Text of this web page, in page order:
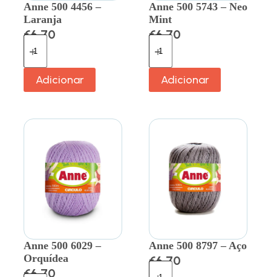
Anne 500 4456 –
Laranja
€6.70
Adicionar
Anne 500 5743 – Neo
Mint
€6.70
Adicionar
Anne 500 6029 –
Orquídea
€6.70
Anne 500 8797 – Aço
€6.70